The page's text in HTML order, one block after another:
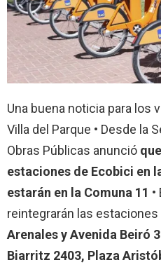
Una buena noticia para los
Villa del Parque • Desde la
Obras Públicas anunció
estaciones de Ecobici en
estarán en la Comuna 11
reintegrarán las estaciones
Arenales y Avenida Beiró
Biarritz 2403, Plaza